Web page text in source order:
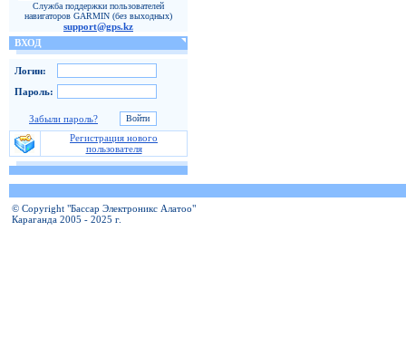
Служба поддержки пользователей
навигаторов GARMIN (без выходных)
support@gps.kz
ВХОД
Логин:
Пароль:
Забыли пароль?
Регистрация нового
пользователя
© Copyright "Бассар Электроникс Алатоо"
Караганда 2005 - 2025 г.